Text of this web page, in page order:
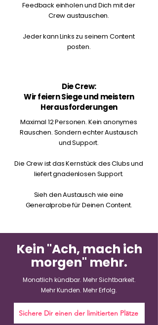
Feedback einholen und Dich mit der
Crew austauschen.
Jeder kann Links zu seinem Content
posten.
Die Crew:
Wir feiern Siege und meistern
Herausforderungen
Maximal 12 Personen. Kein anonymes
Rauschen. Sondern echter Austausch
und Support.
Die Crew ist das Kernstück des Clubs und
liefert gnadenlosen Support.
Sieh den Austausch wie eine
Generalprobe für Deinen Content.
Kein "Ach, mach ich
morgen" mehr.
Monatlich kündbar. Mehr Sichtbarkeit.
Mehr Kunden. Mehr Erfolg.
Sichere Dir einen der limitierten Plätze